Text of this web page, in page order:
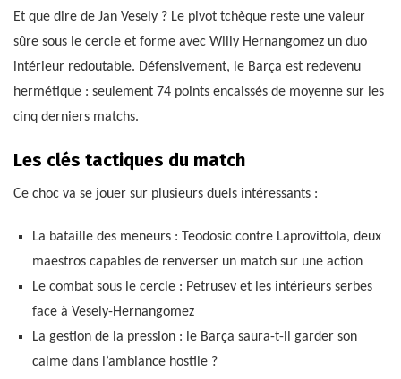
Et que dire de Jan Vesely ? Le pivot tchèque reste une valeur
sûre sous le cercle et forme avec Willy Hernangomez un duo
intérieur redoutable. Défensivement, le Barça est redevenu
hermétique : seulement 74 points encaissés de moyenne sur les
cinq derniers matchs.
Les clés tactiques du match
Ce choc va se jouer sur plusieurs duels intéressants :
La bataille des meneurs : Teodosic contre Laprovittola, deux
maestros capables de renverser un match sur une action
Le combat sous le cercle : Petrusev et les intérieurs serbes
face à Vesely-Hernangomez
La gestion de la pression : le Barça saura-t-il garder son
calme dans l’ambiance hostile ?